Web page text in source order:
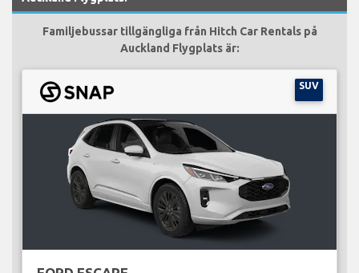
Familjebussar tillgängliga från Hitch Car Rentals på
Auckland Flygplats är:
SUV